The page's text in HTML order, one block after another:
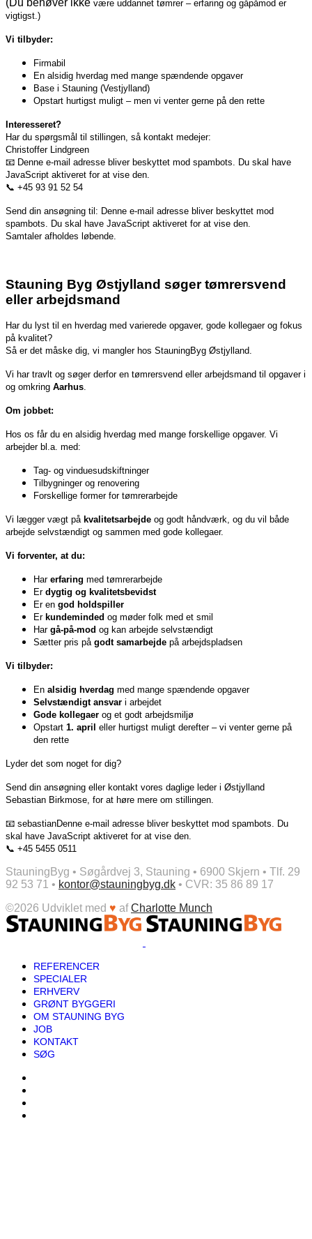
(Du behøver ikke være uddannet tømrer – erfaring og gåpåmod er
vigtigst.)
Vi tilbyder:
Firmabil
En alsidig hverdag med mange spændende opgaver
Base i Stauning (Vestjylland)
Opstart hurtigst muligt – men vi venter gerne på den rette
Interesseret?
Har du spørgsmål til stillingen, så kontakt medejer:
Christoffer Lindgreen
📧 Denne e-mail adresse bliver beskyttet mod spambots. Du skal have
JavaScript aktiveret for at vise den.
📞 +45 93 91 52 54
Send din ansøgning til: Denne e-mail adresse bliver beskyttet mod
spambots. Du skal have JavaScript aktiveret for at vise den.
Samtaler afholdes løbende.
Stauning Byg Østjylland søger tømrersvend
eller arbejdsmand
Har du lyst til en hverdag med varierede opgaver, gode kollegaer og fokus
på kvalitet?
Så er det måske dig, vi mangler hos StauningByg Østjylland.
Vi har travlt og søger derfor en tømrersvend eller arbejdsmand til opgaver i
og omkring Aarhus.
Om jobbet:
Hos os får du en alsidig hverdag med mange forskellige opgaver. Vi
arbejder bl.a. med:
Tag- og vinduesudskiftninger
Tilbygninger og renovering
Forskellige former for tømrerarbejde
Vi lægger vægt på kvalitetsarbejde og godt håndværk, og du vil både
arbejde selvstændigt og sammen med gode kollegaer.
Vi forventer, at du:
Har erfaring med tømrerarbejde
Er dygtig og kvalitetsbevidst
Er en god holdspiller
Er kundeminded og møder folk med et smil
Har gå-på-mod og kan arbejde selvstændigt
Sætter pris på godt samarbejde på arbejdspladsen
Vi tilbyder:
En alsidig hverdag med mange spændende opgaver
Selvstændigt ansvar i arbejdet
Gode kollegaer og et godt arbejdsmiljø
Opstart 1. april eller hurtigst muligt derefter – vi venter gerne på
den rette
Lyder det som noget for dig?
Send din ansøgning eller kontakt vores daglige leder i Østjylland
Sebastian Birkmose, for at høre mere om stillingen.
📧 sebastianDenne e-mail adresse bliver beskyttet mod spambots. Du
skal have JavaScript aktiveret for at vise den.
📞 +45 5455 0511
StauningByg • Søgårdvej 3, Stauning • 6900 Skjern • Tlf. 29
92 53 71 • kontor@stauningbyg.dk • CVR: 35 86 89 17
©2026 Udviklet med ♥ afCharlotte Munch
REFERENCER
SPECIALER
ERHVERV
GRØNT BYGGERI
OM STAUNING BYG
JOB
KONTAKT
SØG